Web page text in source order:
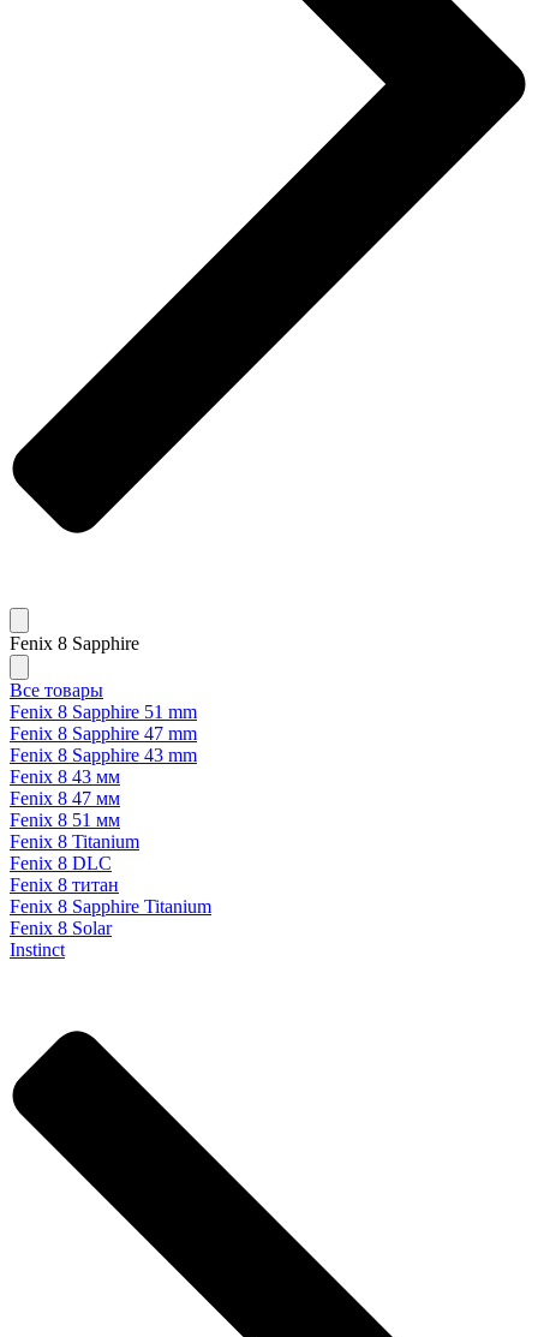
Fenix 8 Sapphire
Все товары
Fenix 8 Sapphire 51 mm
Fenix 8 Sapphire 47 mm
Fenix 8 Sapphire 43 mm
Fenix 8 43 мм
Fenix 8 47 мм
Fenix 8 51 мм
Fenix 8 Titanium
Fenix 8 DLC
Fenix 8 титан
Fenix 8 Sapphire Titanium
Fenix 8 Solar
Instinct